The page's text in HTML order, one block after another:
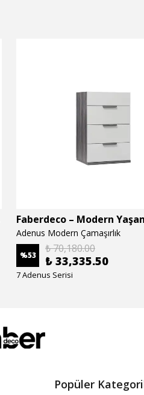
Adenus Modern Çamaşırlık
%53
₺ 70,180.00
₺ 33,335.50
7 Adenus Serisi
Popüler